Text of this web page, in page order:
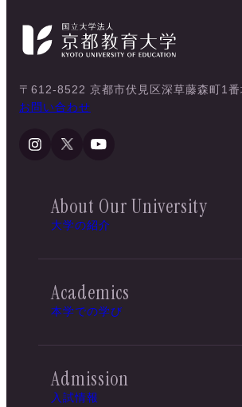
〒612-8522 京都市伏見区深草藤森町1番
お問い合わせ
About Our University
大学の紹介
Academics
本学での学び
Admission
入試情報